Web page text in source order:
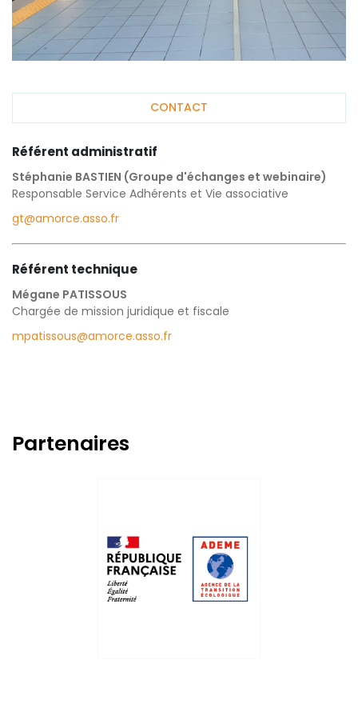
CONTACT
Référent administratif
Stéphanie BASTIEN (Groupe d'échanges et webinaire)
Responsable Service Adhérents et Vie associative
gt@amorce.asso.fr
Référent technique
Mégane PATISSOUS
Chargée de mission juridique et fiscale
mpatissous@amorce.asso.fr
Partenaires